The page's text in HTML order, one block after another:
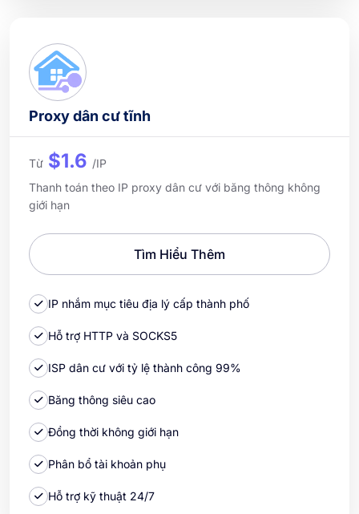
Proxy dân cư tĩnh
Từ $1.6 /IP
Thanh toán theo IP proxy dân cư với băng thông không
giới hạn
Tìm Hiểu Thêm
IP nhắm mục tiêu địa lý cấp thành phố
Hỗ trợ HTTP và SOCKS5
ISP dân cư với tỷ lệ thành công 99%
Băng thông siêu cao
Đồng thời không giới hạn
Phân bổ tài khoản phụ
Hỗ trợ kỹ thuật 24/7